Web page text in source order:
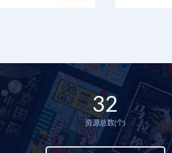
32
资源总数(个)